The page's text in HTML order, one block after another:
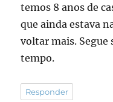
temos 8 anos de
que ainda estava
voltar mais. Segue
tempo.
Responder